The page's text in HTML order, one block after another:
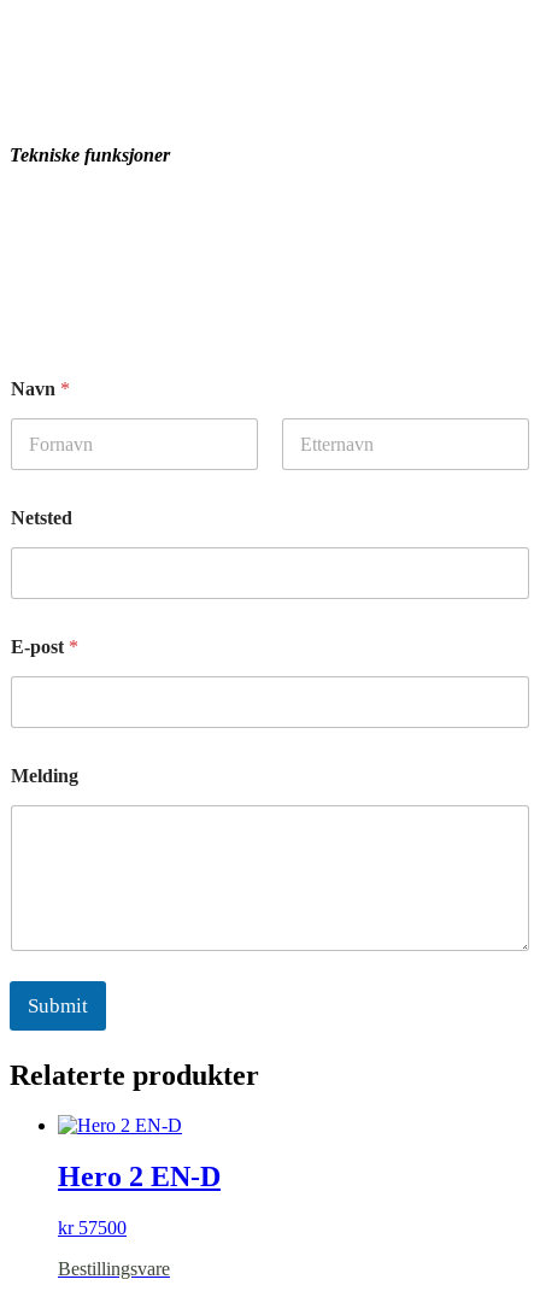
Tekniske funksjoner
Navn *
Netsted
E-post *
Melding
Submit
Relaterte produkter
Hero 2 EN-D
kr57500
Bestillingsvare